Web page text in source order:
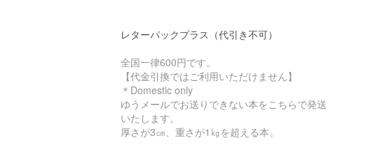
レターパックプラス（代引き不可）
全国一律600円です。
【代金引換ではご利用いただけません】
＊Domestic only
ゆうメールでお送りできない本をこちらで発送
いたします。
厚さが3㎝、重さが1㎏を超える本。